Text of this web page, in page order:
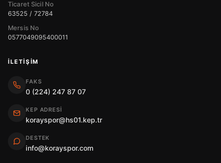
Ticaret Sicil No
63525 / 72784
Mersis No
0577049095400011
İLETIŞIM
FAKS
0 (224) 247 87 07
KEP ADRESI
korayspor@hs01.kep.tr
DESTEK
info@korayspor.com